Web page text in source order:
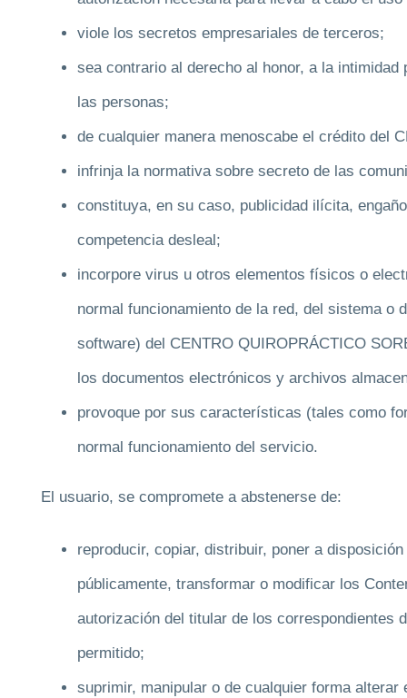
viole los secretos empresariales de terceros;
sea contrario al derecho al honor, a la
las personas;
de cualquier manera menoscabe el crédito del
infrinja la normativa sobre secreto de las
constituya, en su caso, publicidad ilícita,
competencia desleal;
incorpore virus u otros elementos físicos o
normal funcionamiento de la red, del sistema o
software) del CENTRO QUIROPRÁCTICO
los documentos electrónicos y archivos
provoque por sus características (tales como
normal funcionamiento del servicio.
El usuario, se compromete a abstenerse de:
reproducir, copiar, distribuir, poner a
públicamente, transformar o modificar los
autorización del titular de los correspondientes
permitido;
suprimir, manipular o de cualquier forma